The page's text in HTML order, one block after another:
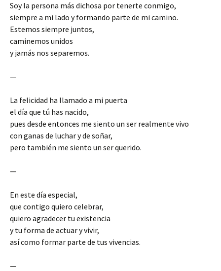
Soy la persona más dichosa por tenerte conmigo,
siempre a mi lado y formando parte de mi camino.
Estemos siempre juntos,
caminemos unidos
y jamás nos separemos.
—
La felicidad ha llamado a mi puerta
el día que tú has nacido,
pues desde entonces me siento un ser realmente vivo
con ganas de luchar y de soñar,
pero también me siento un ser querido.
—
En este día especial,
que contigo quiero celebrar,
quiero agradecer tu existencia
y tu forma de actuar y vivir,
así como formar parte de tus vivencias.
—